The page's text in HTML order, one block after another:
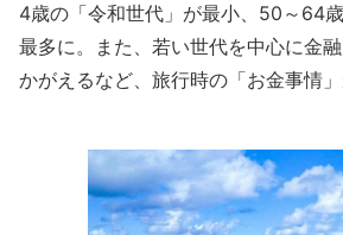
4歳の「令和世代」が最小、50～64
最多に。また、若い世代を中心に金
かがえるなど、旅行時の「お金事情」